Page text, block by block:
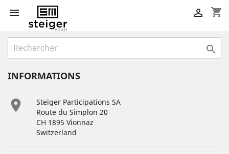
 shopping_cart


INFORMATIONS

Steiger Participations SA
Route du Simplon 20
CH 1895 Vionnaz
Switzerland